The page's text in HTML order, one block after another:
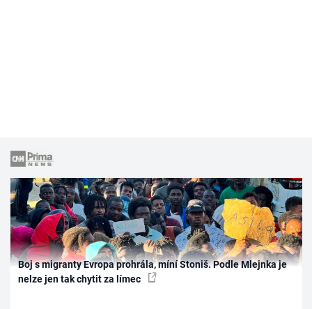
Boj s migranty Evropa prohrála, míní Stoniš. Podle Mlejnka je
nelze jen tak chytit za límec